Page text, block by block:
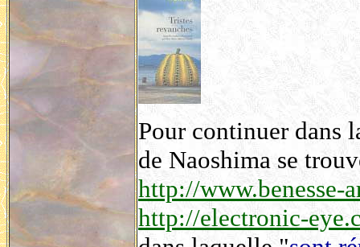
Pour continuer dans
de Naoshima se
http://www.benesse-
http://electronic-